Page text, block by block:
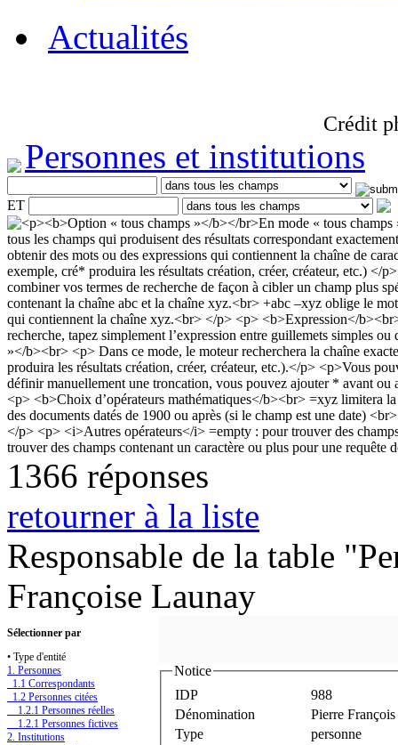
Actualités
Crédit
Personnes et institutions
ET
1366 réponses
retourner à la liste
Responsable de la table
Françoise Launay
Sélectionner par
• Type d'entité
1. Personnes
1.1 Correspondants
1.2 Personnes citées
1.2.1 Personnes réelles
1.2.1 Personnes fictives
2. Institutions
Notice
IDP
988
Dénomination
Pierre
Type
personne